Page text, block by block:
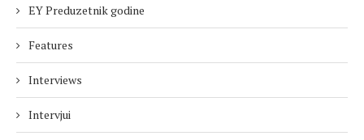
EY Preduzetnik godine
Features
Interviews
Intervjui